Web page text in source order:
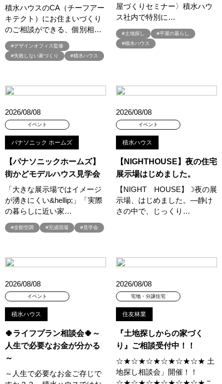
#お米券 #お花見 #お金の話相談会 #かき氷 #かけっこ
#かしこい家づくり #きこりん #きれいなまち
#こだわりたい方 #こだわりの家づくり #これからの住宅選び
#ご予約不要 #ご入居宅 #ご入居宅見学 #ご成約特典
#ご来場WEB予約キャンペンーン
#さいたま市 #さいたま市注文住宅 #さいたま市浦和区領家
#しっくい #すみりん #そらのま
#とうもろこし味来収穫体験付 #なんでも相談
#はじめての家づくり #へーベルハウス
#もりぞう #もりぞうの家 #もるぞう #ゆっくり見学
#アイ #アイシングクッキー #アイスプレゼント
#アイスマート #アイ工務店 #アウトドアスタイル
#アウトドアリビング #アウトドアリビングフェア
#アルネットホーム #アレルギー
#インスタ #インスタグラム #インスタライブ #インテリア
#ウィザースホーム #ウェブ予約限定 #エアコンのいらない家
#エアロハス #エネレボZ #エリア（上尾市）
#エリア（全国一斉） #エリア（埼玉県） #オシャレ
#オーナー様の生の声が聴ける！ #オーナー様宅
積水ハウスのCA（チーフアー
キテクト）にお住まいづくり
のご相談ができる、個別相…
#デザインオフィス監修
#失敗しない家づくり
#積水ハウス
屋づくりセミナー〉積水ハウ
ス社内で特別に…
#土地探し
#平屋の暮らし
#積水ハウス
2026/08/08
イベント
パナソニック ホームズ
【パナソニックホームズ】
街かどモデルハウス見学会
「大きな展示場ではイメージ
が湧きにくい&hellip;」「実際
の暮らしに近い家…
#全館空調 #完成現場 #見学会
2026/08/08
イベント
積水ハウス
【NIGHTHOUSE】夜の住宅
展示場はじめました。
【NIGHT HOUSE】☽夜の展
示場、はじめました。―静け
さの中で、じっくり…
2026/08/08
イベント
積水ハウス
🍀ライフプラン相談会🍀～
人生で必要なお金が分かる
～
～人生で必要なお金ご存じで
2026/08/08
宅地・分譲住宅
住友林業
『土地探しからの家づく
り』ご相談受付中！！
☆★☆★☆★☆★☆★☆★ 土
地探し相談会」開催！！